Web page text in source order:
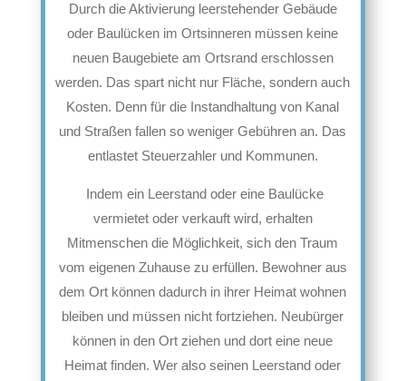
Durch die Aktivierung leerstehender Gebäude
oder Baulücken im Ortsinneren müssen keine
neuen Baugebiete am Ortsrand erschlossen
werden. Das spart nicht nur Fläche, sondern auch
Kosten. Denn für die Instandhaltung von Kanal
und Straßen fallen so weniger Gebühren an. Das
entlastet Steuerzahler und Kommunen.
Indem ein Leerstand oder eine Baulücke
vermietet oder verkauft wird, erhalten
Mitmenschen die Möglichkeit, sich den Traum
vom eigenen Zuhause zu erfüllen. Bewohner aus
dem Ort können dadurch in ihrer Heimat wohnen
bleiben und müssen nicht fortziehen. Neubürger
können in den Ort ziehen und dort eine neue
Heimat finden. Wer also seinen Leerstand oder